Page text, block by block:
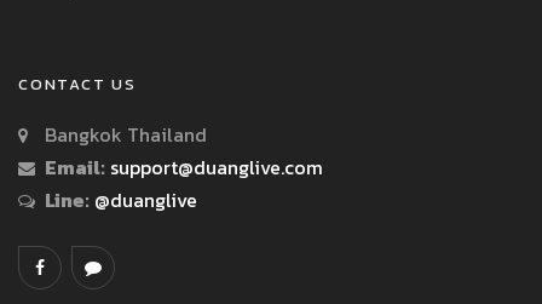
CONTACT US
Bangkok Thailand
Email: support@duanglive.com
Line: @duanglive